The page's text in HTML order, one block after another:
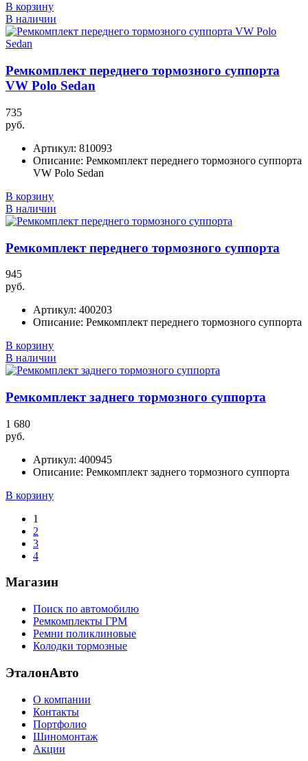
В корзину
В наличии
Ремкомплект переднего тормозного суппорта
VW Polo Sedan
735
руб.
Артикул: 810093
Описание: Ремкомплект переднего тормозного суппорта
VW Polo Sedan
В корзину
В наличии
Ремкомплект переднего тормозного суппорта
945
руб.
Артикул: 400203
Описание: Ремкомплект переднего тормозного суппорта
В корзину
В наличии
Ремкомплект заднего тормозного суппорта
1 680
руб.
Артикул: 400945
Описание: Ремкомплект заднего тормозного суппорта
В корзину
1
2
3
4
Магазин
Поиск по автомобилю
Ремкомплекты ГРМ
Ремни поликлиновые
Колодки тормозные
ЭталонАвто
О компании
Контакты
Портфолио
Шиномонтаж
Акции